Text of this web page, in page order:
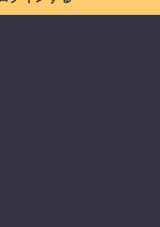
グインする